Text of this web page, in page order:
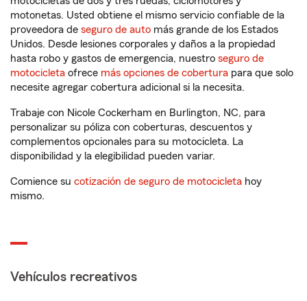
motonetas. Usted obtiene el mismo servicio confiable de la
proveedora de seguro de auto más grande de los Estados
Unidos. Desde lesiones corporales y daños a la propiedad
hasta robo y gastos de emergencia, nuestro seguro de
motocicleta ofrece más opciones de cobertura para que solo
necesite agregar cobertura adicional si la necesita.
Trabaje con Nicole Cockerham en Burlington, NC, para
personalizar su póliza con coberturas, descuentos y
complementos opcionales para su motocicleta. La
disponibilidad y la elegibilidad pueden variar.
Comience su cotización de seguro de motocicleta hoy
mismo.
Vehículos recreativos